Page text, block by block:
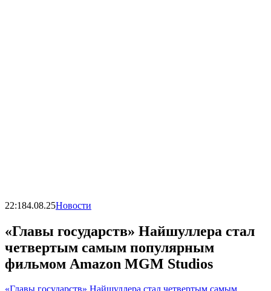
22:184.08.25Новости
«Главы государств» Найшуллера стал
четвертым самым популярным
фильмом Amazon MGM Studios